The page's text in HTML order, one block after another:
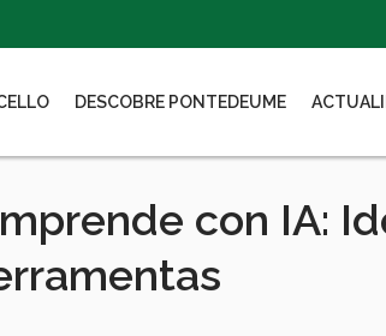
DESCOBRE PONTEDEUME
con IA: